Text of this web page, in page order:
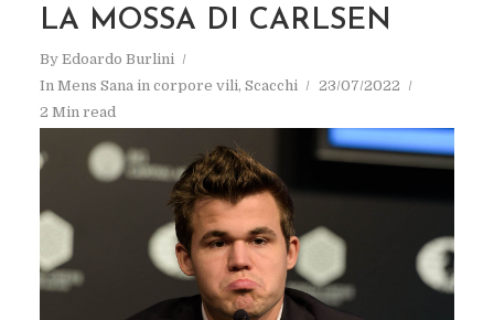
LA MOSSA DI CARLSEN
By Edoardo Burlini
In Mens Sana in corpore vili, Scacchi
23/07/2022
2 Min read